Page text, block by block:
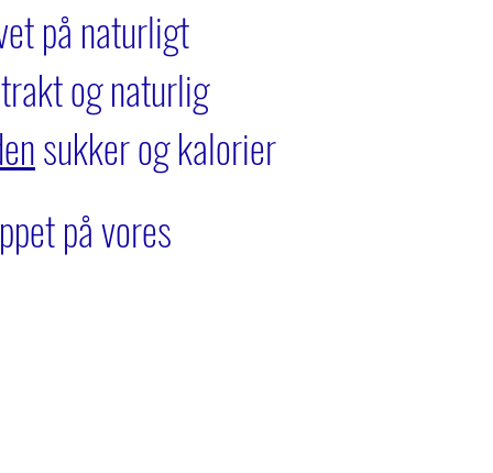
på naturligt
og naturlig
sukker og kalorier
på vores